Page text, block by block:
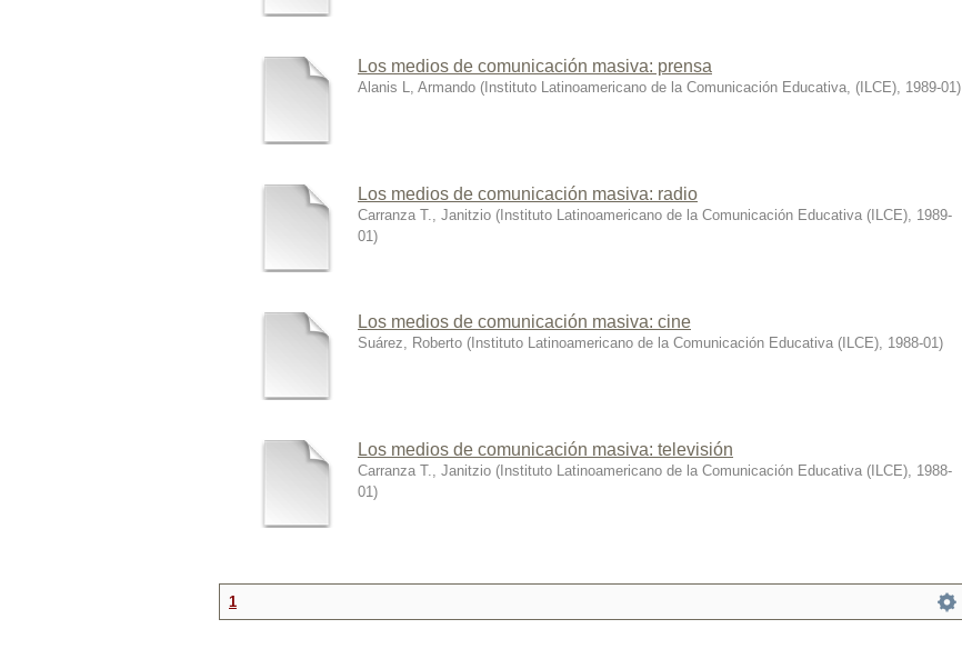
Los medios de comunicación masiva: prensa
Alanis L, Armando ( Instituto Latinoamericano de la Comunicación Educativa, (ILCE), 1989-01)
Los medios de comunicación masiva: radio
Carranza T., Janitzio ( Instituto Latinoamericano de la Comunicación Educativa (ILCE), 1989-
01)
Los medios de comunicación masiva: cine
Suárez, Roberto ( Instituto Latinoamericano de la Comunicación Educativa (ILCE), 1988-01)
Los medios de comunicación masiva: televisión
Carranza T., Janitzio ( Instituto Latinoamericano de la Comunicación Educativa (ILCE), 1988-
01)
1